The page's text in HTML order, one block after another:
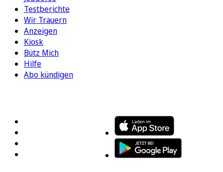
Testberichte
Wir Trauern
Anzeigen
Kiosk
Bütz Mich
Hilfe
Abo kündigen